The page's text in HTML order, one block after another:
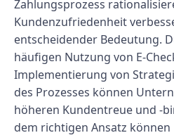
Zahlungsprozess
Kundenzufriedenheit
entscheidender Bedeutung.
häufigen Nutzung von E-
Implementierung von
des Prozesses können
höheren Kundentreue und -
dem richtigen Ansatz können